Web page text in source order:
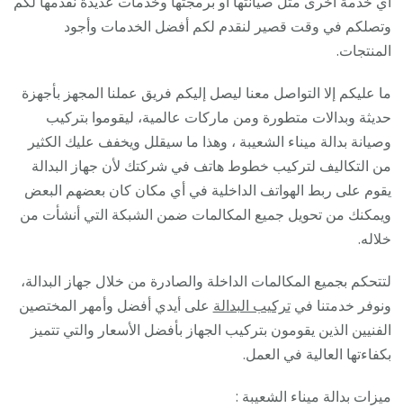
وتصلكم في وقت قصير لنقدم لكم أفضل الخدمات وأجود
المنتجات.
ما عليكم إلا التواصل معنا ليصل إليكم فريق عملنا المجهز بأجهزة
حديثة وبدالات متطورة ومن ماركات عالمية، ليقوموا بتركيب
وصيانة بدالة ميناء الشعيبة ، وهذا ما سيقلل ويخفف عليك الكثير
من التكاليف لتركيب خطوط هاتف في شركتك لأن جهاز البدالة
يقوم على ربط الهواتف الداخلية في أي مكان كان بعضهم البعض
ويمكنك من تحويل جميع المكالمات ضمن الشبكة التي أنشأت من
خلاله.
لتتحكم بجميع المكالمات الداخلة والصادرة من خلال جهاز البدالة،
ونوفر خدمتنا فيتركيب البدالة على أيدي أفضل وأمهر المختصين
الفنيين الذين يقومون بتركيب الجهاز بأفضل الأسعار والتي تتميز
بكفاءتها العالية في العمل.
ميزات بدالة ميناء الشعيبة :